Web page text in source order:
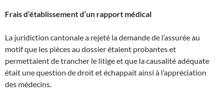
Frais d’établissement d’un rapport médical
La juridiction cantonale a rejeté la demande de l’assurée au
motif que les pièces au dossier étaient probantes et
permettaient de trancher le litige et que la causalité adéquate
était une question de droit et échappait ainsi à l’appréciation
des médecins.